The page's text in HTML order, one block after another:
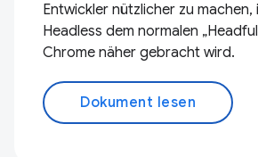
Entwickler nützlicher zu machen,
Headless dem normalen
Chrome näher gebracht wird.
Dokument lesen